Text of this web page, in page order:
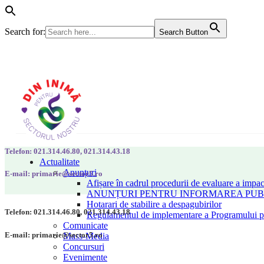
Search for: Search Button
Actualitate
Anunțuri
Afișare în cadrul procedurii de evaluare a
ANUNȚURI PENTRU INFORMAREA
Hotarari de stabilire a despagubirilor
Regulamentul de implementare a Programului
Comunicate
Mass-Media
Concursuri
Evenimente
Telefon: 021.314.46.80, 021.314.43.18
E-mail: primarie@sector5.ro
Telefon: 021.314.46.80, 021.314.43.18
E-mail: primarie@sector5.ro